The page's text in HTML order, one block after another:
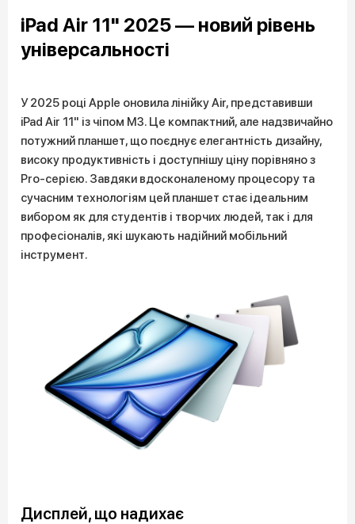
iPad Air 11" 2025 — новий рівень
універсальності
У 2025 році Apple оновила лінійку Air, представивши
iPad Air 11" із чіпом M3. Це компактний, але надзвичайно
потужний планшет, що поєднує елегантність дизайну,
високу продуктивність і доступнішу ціну порівняно з
Pro-серією. Завдяки вдосконаленому процесору та
сучасним технологіям цей планшет стає ідеальним
вибором як для студентів і творчих людей, так і для
професіоналів, які шукають надійний мобільний
інструмент.
Дисплей, що надихає